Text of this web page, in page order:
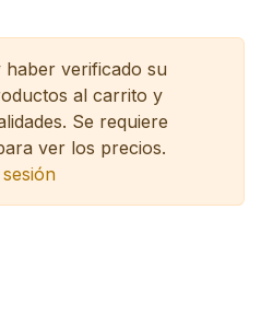
haber verificado su
al carrito y
Se requiere
ver los precios.